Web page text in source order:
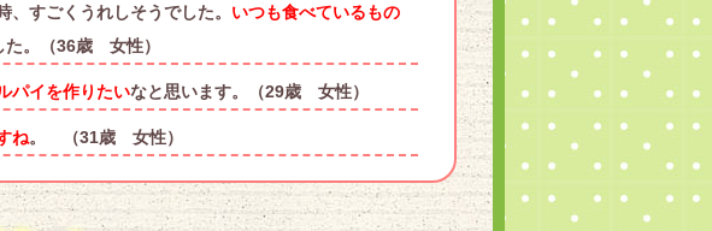
すごくうれしそうでした。 いつも食べているもの
た。（36歳 女性）
パイを作りたいなと思います。（29歳 女性）
ね。 （31歳 女性）